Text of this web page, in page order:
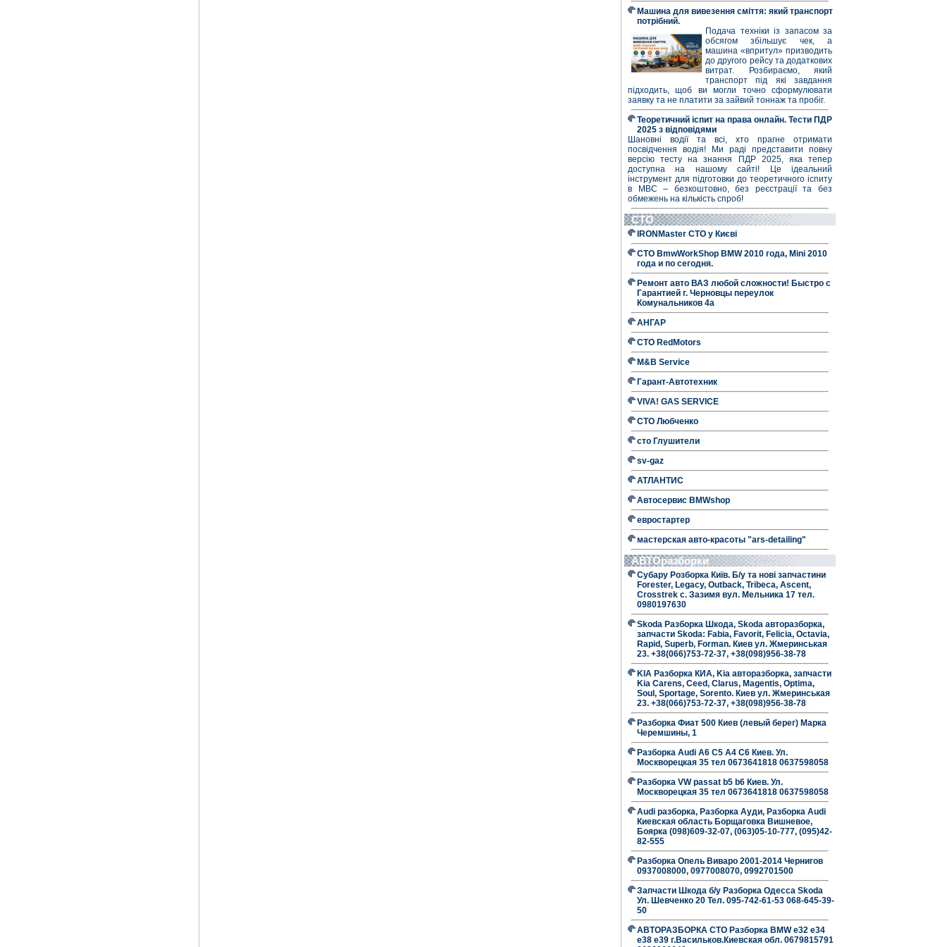
Машина для вивезення сміття: який транспорт
потрібний.
Подача техніки із запасом за
обсягом збільшує чек, а
машина «впритул» призводить
до другого рейсу та додаткових
витрат. Розбираємо, який
транспорт під які завдання
підходить, щоб ви могли точно сформулювати
заявку та не платити за зайвий тоннаж та пробіг.
Теоретичний іспит на права онлайн. Тести ПДР
2025 з відповідями
Шановні водії та всі, хто прагне отримати
посвідчення водія! Ми раді представити повну
версію тесту на знання ПДР 2025, яка тепер
доступна на нашому сайті! Це ідеальний
інструмент для підготовки до теоретичного іспиту
в МВС – безкоштовно, без реєстрації та без
обмежень на кількість спроб!
СТО
IRONMaster СТО у Києві
СТО BmwWorkShop BMW 2010 года, Mini 2010
года и по сегодня.
Ремонт авто ВАЗ любой сложности! Быстро с
Гарантией г. Черновцы переулок
Комунальников 4а
АНГАР
СТО RedMotors
M&B Service
Гарант-Автотехник
VIVA! GAS SERVICE
СТО Любченко
сто Глушители
sv-gaz
АТЛАНТИС
Автосервис BMWshop
евростартер
мастерская авто-красоты "ars-detailing"
АВТОразборки
Субару Розборка Київ. Б/у та нові запчастини
Forester, Legacy, Outback, Tribeca, Ascent,
Crosstrek с. Зазимя вул. Мельника 17 тел.
0980197630
Skoda Разборка Шкода, Skoda авторазборка,
запчасти Skoda: Fabia, Favorit, Felicia, Octavia,
Rapid, Superb, Forman. Киев ул. Жмеринськая
23. +38(066)753-72-37, +38(098)956-38-78
KIA Разборка КИА, Kia авторазборка, запчасти
Kia Carens, Ceed, Clarus, Magentis, Optima,
Soul, Sportage, Sorento. Киев ул. Жмеринськая
23. +38(066)753-72-37, +38(098)956-38-78
Разборка Фиат 500 Киев (левый берег) Марка
Черемшины, 1
Разборка Audi A6 C5 A4 C6 Киев. Ул.
Москворецкая 35 тел 0673641818 0637598058
Разборка VW passat b5 b6 Киев. Ул.
Москворецкая 35 тел 0673641818 0637598058
Audi разборка, Разборка Ауди, Разборка Audi
Киевская область Борщаговка Вишневое,
Боярка (098)609-32-07, (063)05-10-777, (095)42-
82-555
Разборка Опель Виваро 2001-2014 Чернигов
0937008000, 0977008070, 0992701500
Запчасти Шкода б/у Разборка Одесса Skoda
Ул. Шевченко 20 Тел. 095-742-61-53 068-645-39-
50
АВТОРАЗБОРКА СТО Разборка BMW е32 е34
е38 е39 г.Васильков.Киевская обл. 0679815791